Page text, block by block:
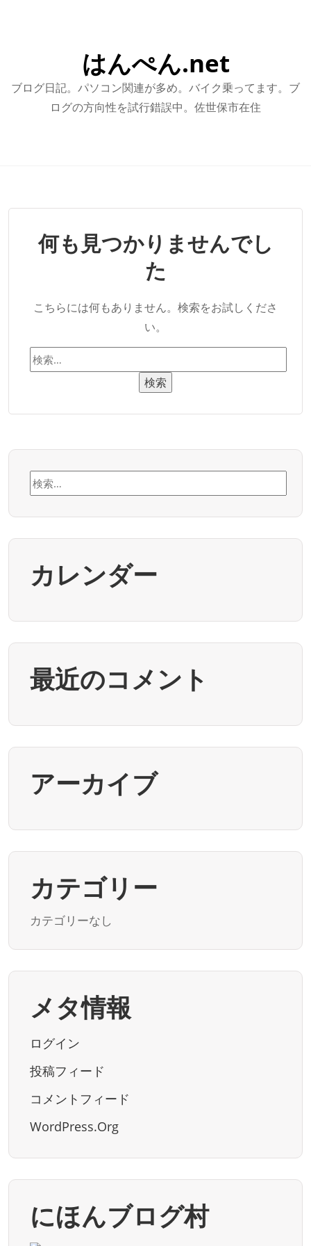
はんぺん.net
ブログ日記。パソコン関連が多め。バイク乗ってます。ブ
ログの方向性を試行錯誤中。佐世保市在住
何も見つかりませんでし
た
こちらには何もありません。検索をお試しくださ
い。
索:
検
索:
カレンダー
最近のコメント
アーカイブ
カテゴリー
カテゴリーなし
メタ情報
ログイン
投稿フィード
コメントフィード
WordPress.org
にほんブログ村